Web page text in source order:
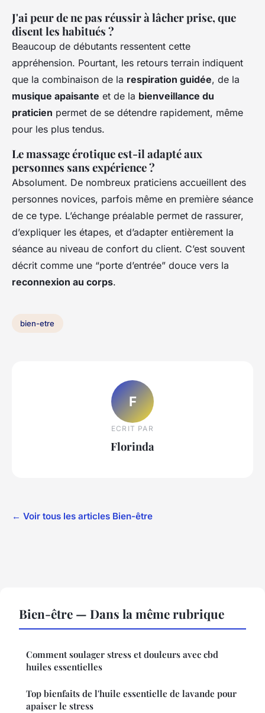
J'ai peur de ne pas réussir à lâcher prise, que
disent les habitués ?
Beaucoup de débutants ressentent cette
appréhension. Pourtant, les retours terrain indiquent
que la combinaison de la respiration guidée, de la
musique apaisante et de la bienveillance du
praticien permet de se détendre rapidement, même
pour les plus tendus.
Le massage érotique est-il adapté aux
personnes sans expérience ?
Absolument. De nombreux praticiens accueillent des
personnes novices, parfois même en première séance
de ce type. L’échange préalable permet de rassurer,
d’expliquer les étapes, et d’adapter entièrement la
séance au niveau de confort du client. C’est souvent
décrit comme une “porte d’entrée” douce vers la
reconnexion au corps.
bien-etre
F
ECRIT PAR
Florinda
← Voir tous les articles Bien-être
Bien-être — Dans la même rubrique
Comment soulager stress et douleurs avec cbd
huiles essentielles
Top bienfaits de l'huile essentielle de lavande pour
apaiser le stress